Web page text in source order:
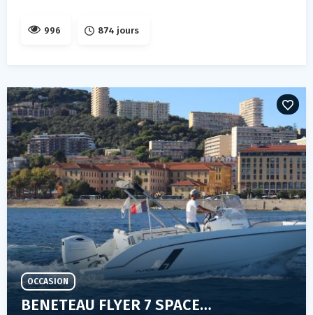
996 874 jours
BENETEAU FLYER 7 SPACEDECK
OCCASION